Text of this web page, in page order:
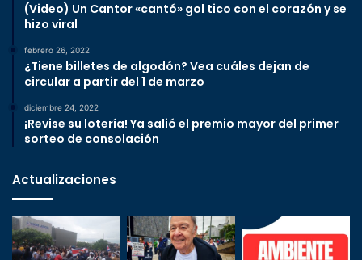
(Video) Un Cantor «cantó» gol tico con el corazón y se
hizo viral
febrero 26, 2022
¿Tiene billetes de algodón? Vea cuáles dejan de
circular a partir del 1 de marzo
diciembre 24, 2022
¡Revise su lotería! Ya salió el premio mayor del primer
sorteo de consolación
Actualizaciones